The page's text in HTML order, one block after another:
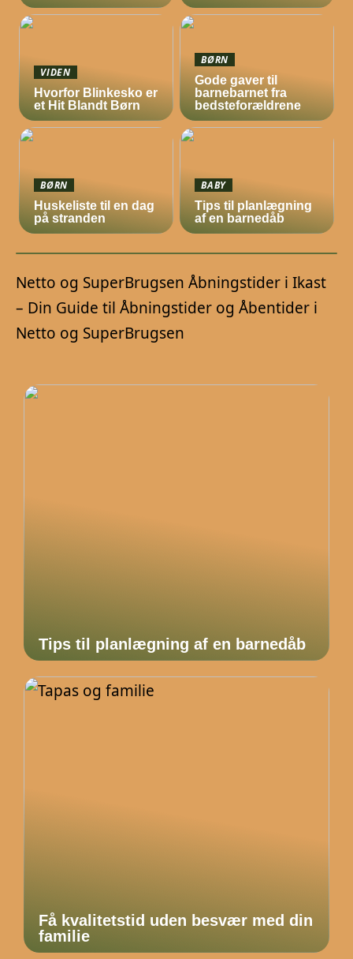
VIDEN
Hvorfor Blinkesko er
et Hit Blandt Børn
BØRN
Gode gaver til
barnebarnet fra
bedsteforældrene
BØRN
Huskeliste til en dag
på stranden
BABY
Tips til planlægning
af en barnedåb
Netto og SuperBrugsen Åbningstider i Ikast
– Din Guide til Åbningstider og Åbentider i
Netto og SuperBrugsen
Tips til planlægning af en barnedåb
Få kvalitetstid uden besvær med din
familie